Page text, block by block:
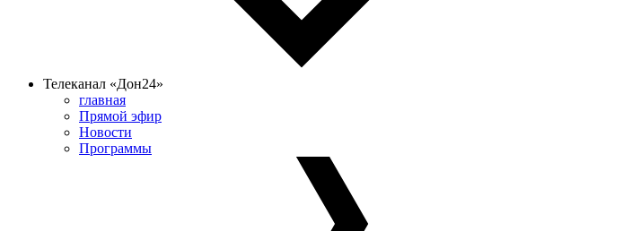
Телеканал «Дон24»
главная
Прямой эфир
Новости
Программы